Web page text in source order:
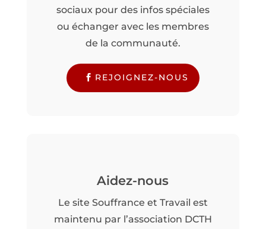
sociaux pour des infos spéciales
ou échanger avec les membres
de la communauté.
REJOIGNEZ-NOUS
Aidez-nous
Le site Souffrance et Travail est
maintenu par l’association DCTH